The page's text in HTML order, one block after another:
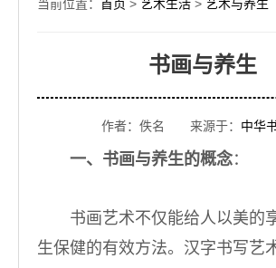
当前位置： 首页 > 艺术生活 > 艺术与养生
书画与养生
作者：佚名 来源于： 中华
一、书画与养生的概念：
书画艺术不仅能给人以美的
生保健的有效方法。汉字书写艺